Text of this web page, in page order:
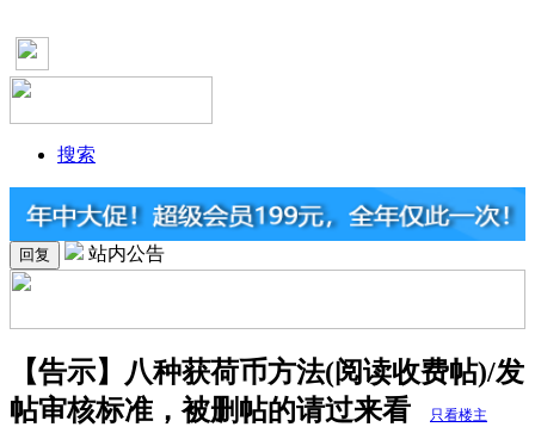
搜索
回复 站内公告
【告示】八种获荷币方法(阅读收费帖)/发
帖审核标准，被删帖的请过来看
只看楼主